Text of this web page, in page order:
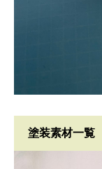
塗装素材一覧